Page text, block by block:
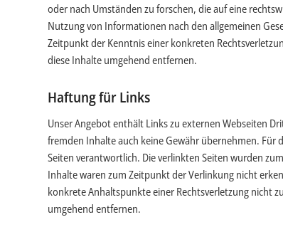
oder nach Umständen zu forschen, die auf eine
Nutzung von Informationen nach den allgemeinen
Zeitpunkt der Kenntnis einer konkreten
diese Inhalte umgehend entfernen.
Haftung für Links
Unser Angebot enthält Links zu externen Webseiten
fremden Inhalte auch keine Gewähr übernehmen. Für
Seiten verantwortlich. Die verlinkten Seiten wurden
Inhalte waren zum Zeitpunkt der Verlinkung nicht
konkrete Anhaltspunkte einer Rechtsverletzung nicht
umgehend entfernen.